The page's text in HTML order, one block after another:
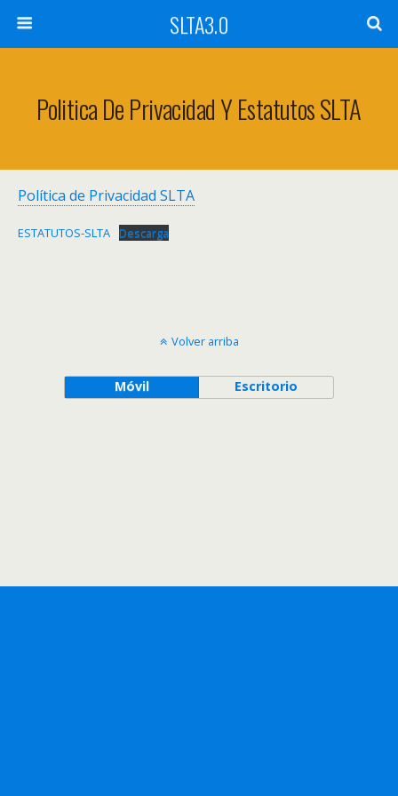
SLTA3.0
Politica De Privacidad Y Estatutos SLTA
Política de Privacidad SLTA
ESTATUTOS-SLTA Descarga
Volver arriba
Móvil Escritorio